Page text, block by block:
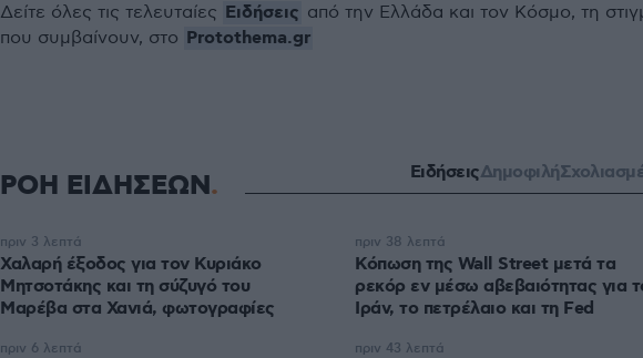
Δείτε όλες τις τελευταίες Ειδήσεις από την Ελλάδα και τον Κόσμο, τη
που συμβαίνουν, στο Protothema.gr
ΡΟΗ ΕΙΔΗΣΕΩΝ ΕιδήσειςΔημοφιλή
Χαλαρή έξοδος για τον Κυριάκο
Μητσοτάκης και τη σύζυγό του
Μαρέβα στα Χανιά, φωτογραφίες
πριν 3 λεπτά
πριν 6 λεπτά
Κόπωση της Wall Street μετά τα
ρεκόρ εν μέσω αβεβαιότητας για
Ιράν, το πετρέλαιο και τη Fed
πριν 38 λεπτά
πριν 43 λεπτά